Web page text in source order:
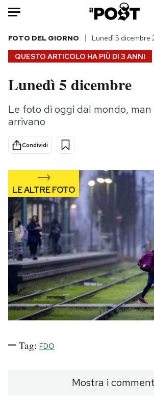
Auto
HOME
Italia
Politica
Internet
Cultura
Economia
Sport
Moda
Europa
PODCAST
NEWSLETTER
I MIEI PREFERITI
SHOP
QUESTO ARTICOLO HA PIÙ DI 3 ANNI
FOTO DEL GIORNO Lunedì 5 dicembre
Lunedì 5 dicembre
Le foto di oggi dal mondo, man
arrivano
Condividi
Tag: FDO
Mostra i